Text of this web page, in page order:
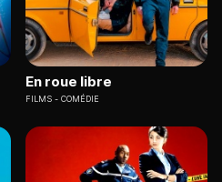
En roue libre
FILMS COMÉDIE